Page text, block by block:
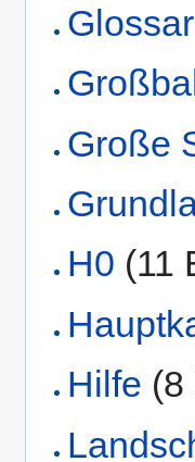
Glossar
Große
H0 (11
Hilfe